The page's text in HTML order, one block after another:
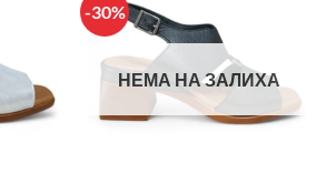
-30%
НЕМА НА ЗАЛИХА